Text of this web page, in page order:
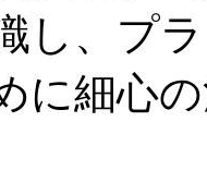
し、プ
に細心